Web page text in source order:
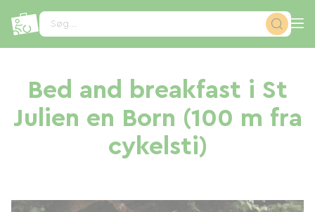
Søg...
Bed and breakfast i St
Julien en Born (100 m fra
cykelsti)
CCookie-styringspanel